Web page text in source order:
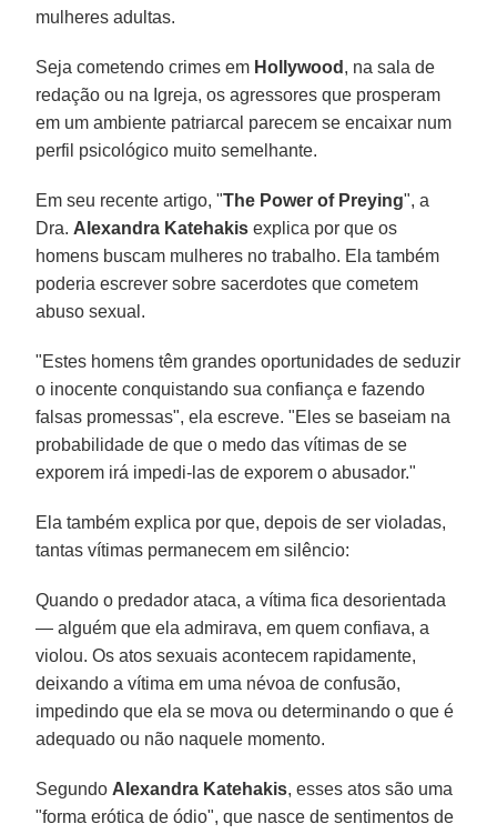
mulheres adultas.
Seja cometendo crimes em Hollywood , na sala de
redação ou na Igreja, os agressores que prosperam
em um ambiente patriarcal parecem se encaixar num
perfil psicológico muito semelhante.
Em seu recente artigo, "The Power of Preying", a
Dra. Alexandra Katehakis explica por que os
homens buscam mulheres no trabalho. Ela também
poderia escrever sobre sacerdotes que cometem
abuso sexual.
"Estes homens têm grandes oportunidades de seduzir
o inocente conquistando sua confiança e fazendo
falsas promessas", ela escreve. "Eles se baseiam na
probabilidade de que o medo das vítimas de se
exporem irá impedi-las de exporem o abusador."
Ela também explica por que, depois de ser violadas,
tantas vítimas permanecem em silêncio:
Quando o predador ataca, a vítima fica desorientada
— alguém que ela admirava, em quem confiava, a
violou. Os atos sexuais acontecem rapidamente,
deixando a vítima em uma névoa de confusão,
impedindo que ela se mova ou determinando o que é
adequado ou não naquele momento.
Segundo Alexandra Katehakis, esses atos são uma
"forma erótica de ódio", que nasce de sentimentos de